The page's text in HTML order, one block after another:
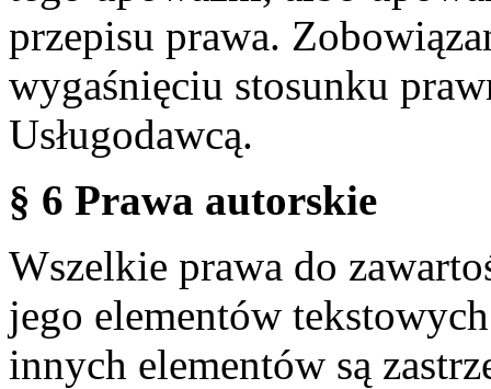
przepisu prawa.
wygaśnięciu stosunku
Usługodawcą.
§ 6 Prawa autorskie
Wszelkie prawa do
jego elementów
innych elementów są